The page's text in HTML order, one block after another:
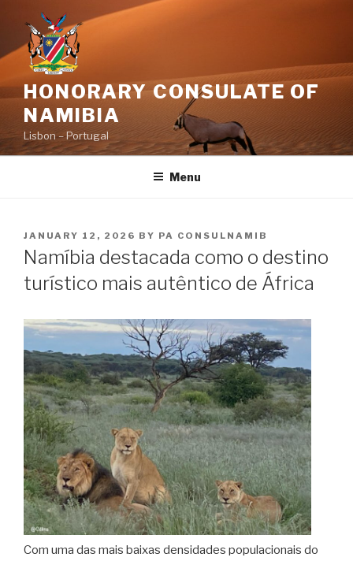
content
HONORARY CONSULATE OF
NAMIBIA
Lisbon – Portugal
Menu
POSTED
ON
JANUARY 12, 2026 BY PA CONSULNAMIB
Namíbia destacada como o destino
turístico mais autêntico de África
Com uma das mais baixas densidades populacionais do